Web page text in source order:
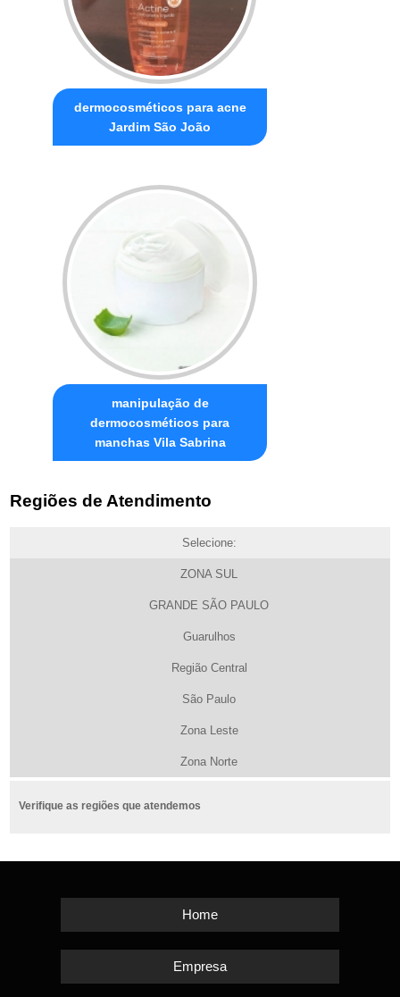
dermocosméticos para acne
Jardim São João
manipulação de
dermocosméticos para
manchas Vila Sabrina
Regiões de Atendimento
Selecione:
ZONA SUL
GRANDE SÃO PAULO
Guarulhos
Região Central
São Paulo
Zona Leste
Zona Norte
Verifique as regiões que atendemos
Home
Empresa